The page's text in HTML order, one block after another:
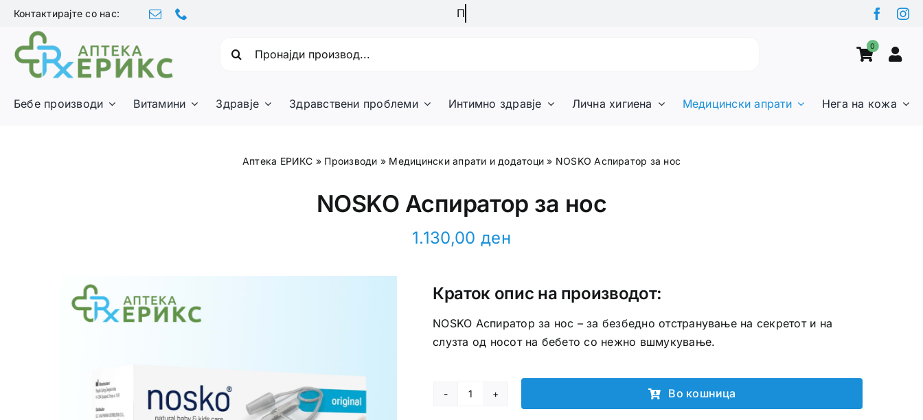
Skip
content
Контактирајте со нас:
0
Бебе производи Витамини Здравје Здравствени проблеми Интимно здравје Лична хигиена Медицински апрати Нега на кожа
Аптека ЕРИКС » Производи » Медицински апрати и додатоци » NOSKO Аспиратор за нос
NOSKO Аспиратор за нос
1.130,00ден
Краток опис на производот:
NOSKO Аспиратор за нос – за безбедно отстранување на секретот и на
слузта од носот на бебето со нежно вшмукување.
NOSKO
Во кошница